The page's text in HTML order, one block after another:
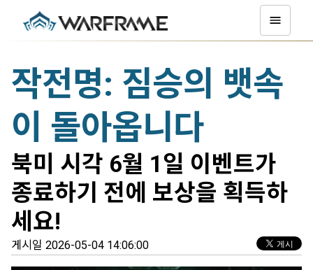
작전명: 짐승의 뱃속
이 돌아옵니다
북미 시각 6월 1일 이벤트가
종료하기 전에 보상을 획득하
세요!
게시일 2026-05-04 14:06:00